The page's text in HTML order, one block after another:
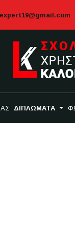
ΔΙΠΛΩΜΑΤΑ